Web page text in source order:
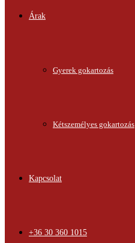
Árak
Gyerek gokartozás
Kétszemélyes gokartozás
Kapcsolat
+36 30 360 1015